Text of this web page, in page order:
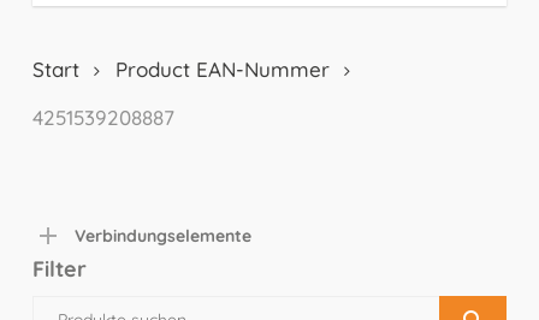
Start
Product EAN-Nummer
4251539208887
Verbindungselemente
Filter